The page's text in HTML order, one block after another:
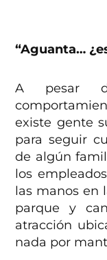
“Aguanta…
A pesar
existe gente
para seguir
de algún
los
las manos en
parque y
atracción
nada por